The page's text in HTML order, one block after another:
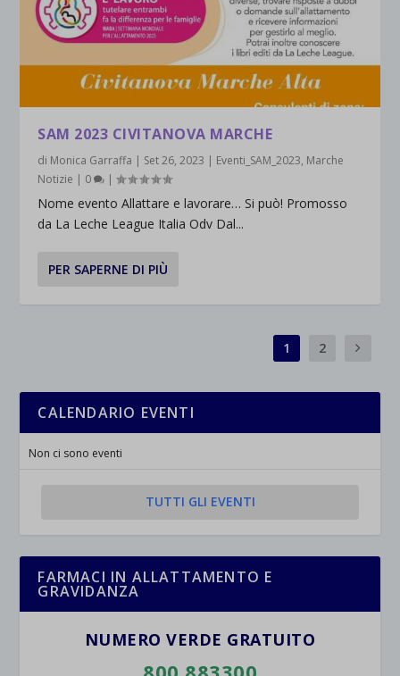
SAM 2023 CIVITANOVA MARCHE
di Monica Garraffa | Set 26, 2023 | Eventi_SAM_2023, Marche
Notizie | 0 |
Nome evento Allattare e lavorare… Si può! Promosso
da La Leche League Italia Odv Dal...
PER SAPERNE DI PIÙ
1 2
CALENDARIO EVENTI
Non ci sono eventi
TUTTI GLI EVENTI
FARMACI IN ALLATTAMENTO E
GRAVIDANZA
NUMERO VERDE GRATUITO